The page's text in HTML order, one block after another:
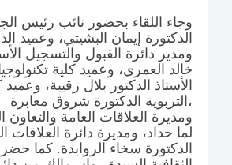
وجاء اللقاء بحضور نائب رئيس
الدكتورة إيمان البشيتي، وعميد
ومدير دائرة القبول والتسجيل
خالد العمري، وعميد كلية
الأستاذ الدكتور بلال زقيبة، وعميد
التربوية الدكتورة شروق معابرة،
لما حداد، ومديرة دائرة العلاقات
الدكتورة سخاء الروابدة. كما